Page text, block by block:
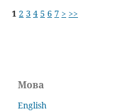
1 2 3 4 5 6 7 > >>
Мова
English